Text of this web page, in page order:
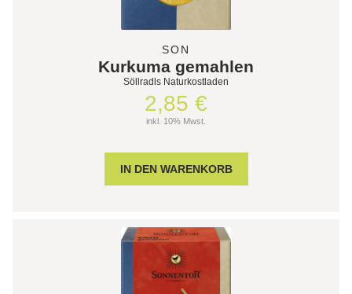
SON
Kurkuma gemahlen
Söllradls Naturkostladen
2,85 €
inkl. 10% Mwst.